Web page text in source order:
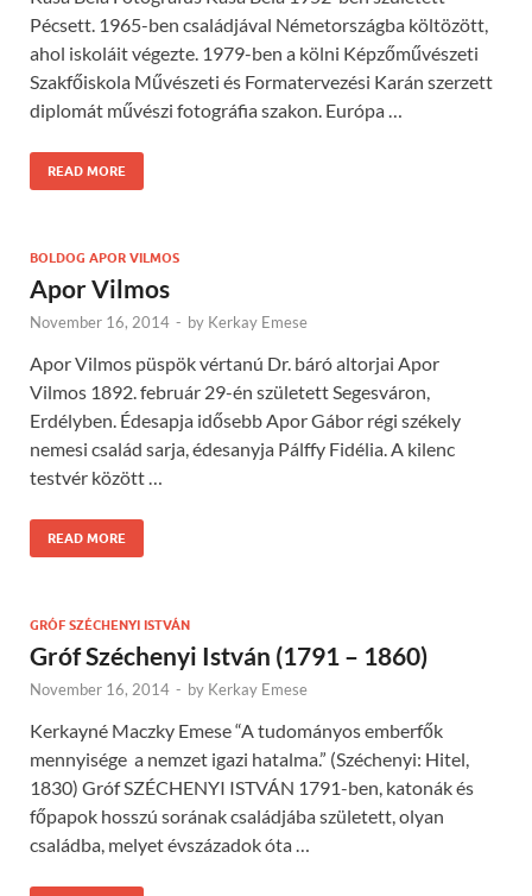
Pécsett. 1965-ben családjával Németországba költözött,
ahol iskoláit végezte. 1979-ben a kölni Képzőművészeti
Szakfőiskola Művészeti és Formatervezési Karán szerzett
diplomát művészi fotográfia szakon. Európa …
READ MORE
BOLDOG APOR VILMOS
Apor Vilmos
November 16, 2014 - by Kerkay Emese
Apor Vilmos püspök vértanú Dr. báró altorjai Apor
Vilmos 1892. február 29-én született Segesváron,
Erdélyben. Édesapja idősebb Apor Gábor régi székely
nemesi család sarja, édesanyja Pálffy Fidélia. A kilenc
testvér között …
READ MORE
GRÓF SZÉCHENYI ISTVÁN
Gróf Széchenyi István (1791 – 1860)
November 16, 2014 - by Kerkay Emese
Kerkayné Maczky Emese “A tudományos emberfők
mennyisége a nemzet igazi hatalma.” (Széchenyi: Hitel,
1830) Gróf SZÉCHENYI ISTVÁN 1791-ben, katonák és
főpapok hosszú sorának családjába született, olyan
családba, melyet évszázadok óta …